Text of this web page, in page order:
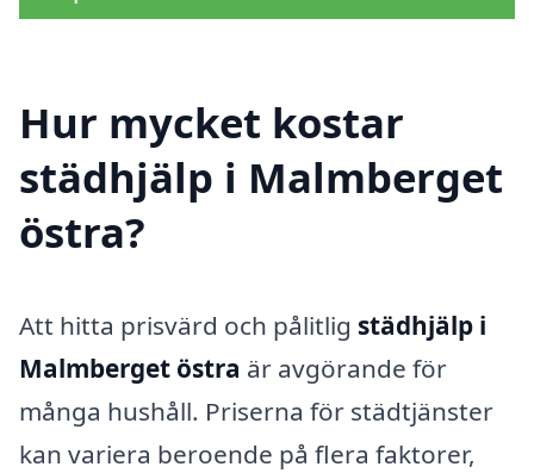
Hur mycket kostar
städhjälp i Malmberget
östra?
Att hitta prisvärd och pålitlig städhjälp i
Malmberget östra är avgörande för
många hushåll. Priserna för städtjänster
kan variera beroende på flera faktorer,